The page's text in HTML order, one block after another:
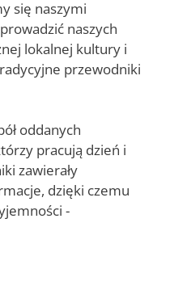
się naszymi
naszych
lokalnej kultury i
przewodniki
oddanych
pracują dzień i
zawierały
dzięki czemu
-